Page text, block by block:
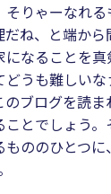
りゃーなれる
ね、と端から
なることを真
どうも難しい
ブログを読
ことでしょう
ののひとつ